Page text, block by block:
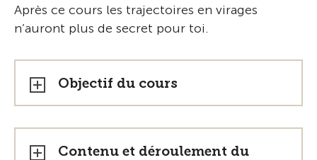
Après ce cours les trajectoires en virages
n’auront plus de secret pour toi.
Objectif du cours
Contenu et déroulement du